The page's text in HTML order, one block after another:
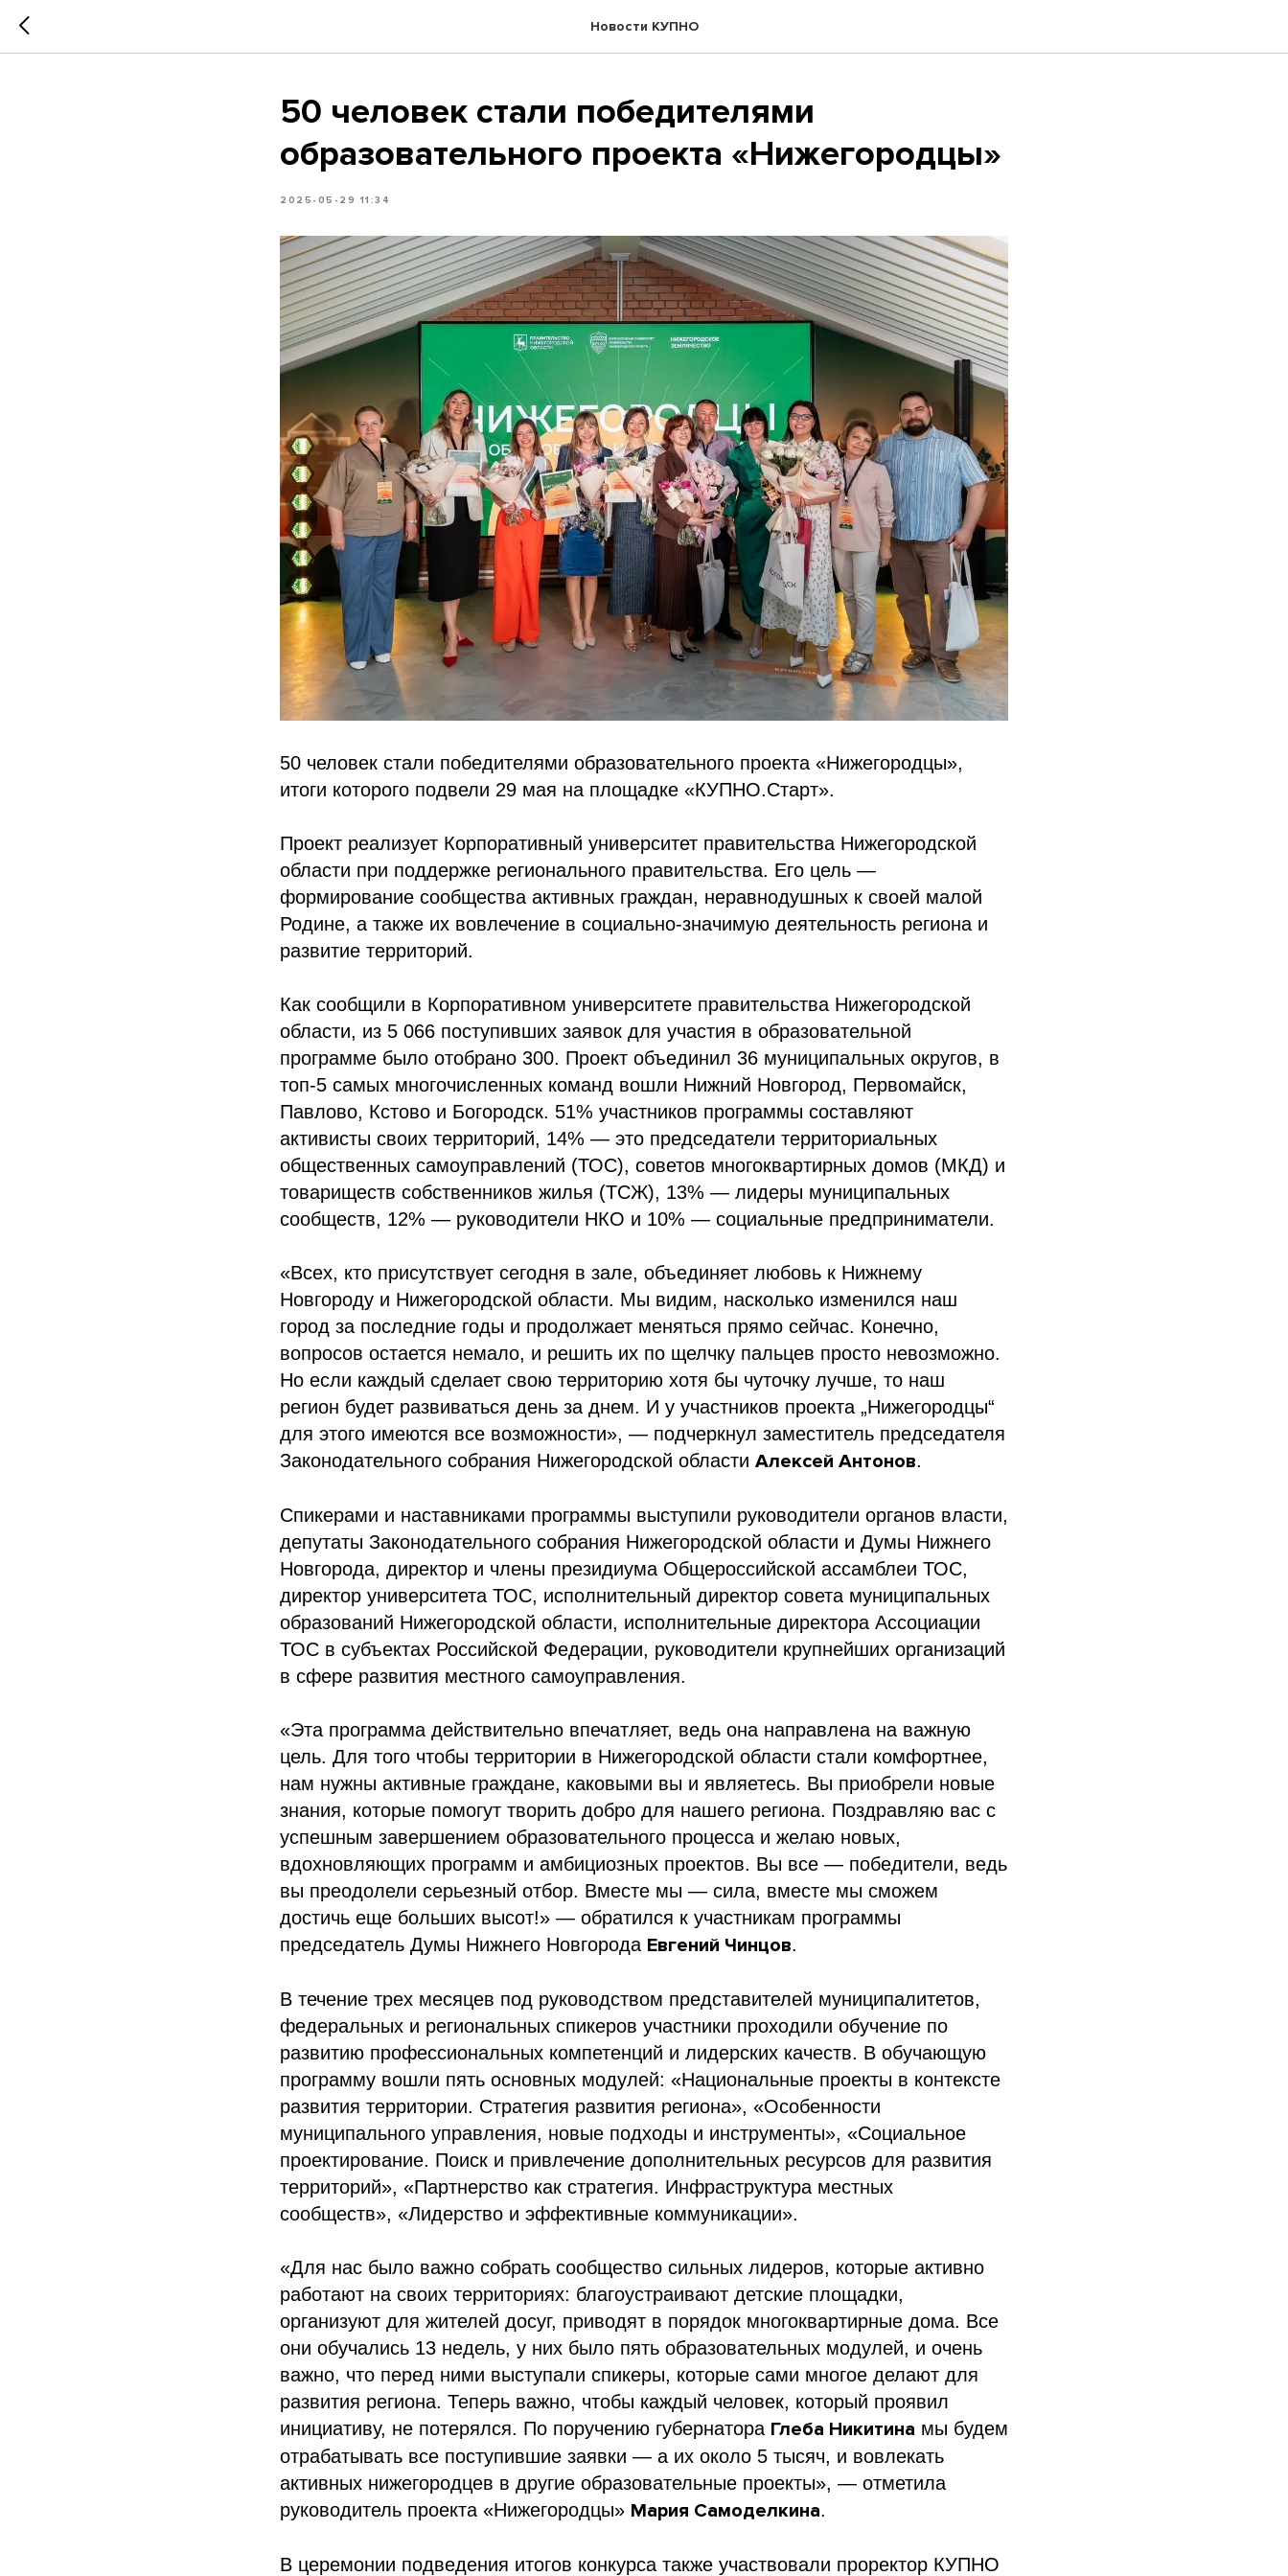
Новости КУПНО
50 человек стали победителями
образовательного проекта «Нижегородцы»
2025-05-29 11:34
50 человек стали победителями образовательного проекта «Нижегородцы»,
итоги которого подвели 29 мая на площадке «КУПНО.Старт».
Проект реализует Корпоративный университет правительства Нижегородской
области при поддержке регионального правительства. Его цель —
формирование сообщества активных граждан, неравнодушных к своей малой
Родине, а также их вовлечение в социально-значимую деятельность региона и
развитие территорий.
Как сообщили в Корпоративном университете правительства Нижегородской
области, из 5 066 поступивших заявок для участия в образовательной
программе было отобрано 300. Проект объединил 36 муниципальных округов, в
топ-5 самых многочисленных команд вошли Нижний Новгород, Первомайск,
Павлово, Кстово и Богородск. 51% участников программы составляют
активисты своих территорий, 14% — это председатели территориальных
общественных самоуправлений (ТОС), советов многоквартирных домов (МКД) и
товариществ собственников жилья (ТСЖ), 13% — лидеры муниципальных
сообществ, 12% — руководители НКО и 10% — социальные предприниматели.
«Всех, кто присутствует сегодня в зале, объединяет любовь к Нижнему
Новгороду и Нижегородской области. Мы видим, насколько изменился наш
город за последние годы и продолжает меняться прямо сейчас. Конечно,
вопросов остается немало, и решить их по щелчку пальцев просто невозможно.
Но если каждый сделает свою территорию хотя бы чуточку лучше, то наш
регион будет развиваться день за днем. И у участников проекта „Нижегородцы“
для этого имеются все возможности», — подчеркнул заместитель председателя
Законодательного собрания Нижегородской области Алексей Антонов.
Спикерами и наставниками программы выступили руководители органов власти,
депутаты Законодательного собрания Нижегородской области и Думы Нижнего
Новгорода, директор и члены президиума Общероссийской ассамблеи ТОС,
директор университета ТОС, исполнительный директор совета муниципальных
образований Нижегородской области, исполнительные директора Ассоциации
ТОС в субъектах Российской Федерации, руководители крупнейших организаций
в сфере развития местного самоуправления.
«Эта программа действительно впечатляет, ведь она направлена на важную
цель. Для того чтобы территории в Нижегородской области стали комфортнее,
нам нужны активные граждане, каковыми вы и являетесь. Вы приобрели новые
знания, которые помогут творить добро для нашего региона. Поздравляю вас с
успешным завершением образовательного процесса и желаю новых,
вдохновляющих программ и амбициозных проектов. Вы все — победители, ведь
вы преодолели серьезный отбор. Вместе мы — сила, вместе мы сможем
достичь еще больших высот!» — обратился к участникам программы
председатель Думы Нижнего Новгорода Евгений Чинцов.
В течение трех месяцев под руководством представителей муниципалитетов,
федеральных и региональных спикеров участники проходили обучение по
развитию профессиональных компетенций и лидерских качеств. В обучающую
программу вошли пять основных модулей: «Национальные проекты в контексте
развития территории. Стратегия развития региона», «Особенности
муниципального управления, новые подходы и инструменты», «Социальное
проектирование. Поиск и привлечение дополнительных ресурсов для развития
территорий», «Партнерство как стратегия. Инфраструктура местных
сообществ», «Лидерство и эффективные коммуникации».
«Для нас было важно собрать сообщество сильных лидеров, которые активно
работают на своих территориях: благоустраивают детские площадки,
организуют для жителей досуг, приводят в порядок многоквартирные дома. Все
они обучались 13 недель, у них было пять образовательных модулей, и очень
важно, что перед ними выступали спикеры, которые сами многое делают для
развития региона. Теперь важно, чтобы каждый человек, который проявил
инициативу, не потерялся. По поручению губернатора Глеба Никитина мы будем
отрабатывать все поступившие заявки — а их около 5 тысяч, и вовлекать
активных нижегородцев в другие образовательные проекты», — отметила
руководитель проекта «Нижегородцы» Мария Самоделкина.
В церемонии подведения итогов конкурса также участвовали проректор КУПНО